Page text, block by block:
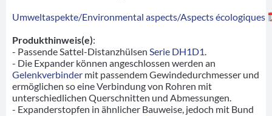
Umweltaspekte/Environmental aspects/Aspects écologiques
Produkthinweis(e):
- Passende Sattel-Distanzhülsen Serie DH1D1
- Die Expander können angeschlossen werden an
Gelenkverbinder mit passendem Gewindedurchmesser und
ermöglichen so eine Verbindung von Rohren mit
unterschiedlichen Querschnitten und Abmessungen.
- Expanderstopfen in ähnlicher Bauweise, jedoch mit Bund